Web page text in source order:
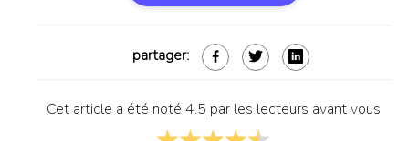
partager:
Cet article a été noté 4.5 par les lecteurs avant vous